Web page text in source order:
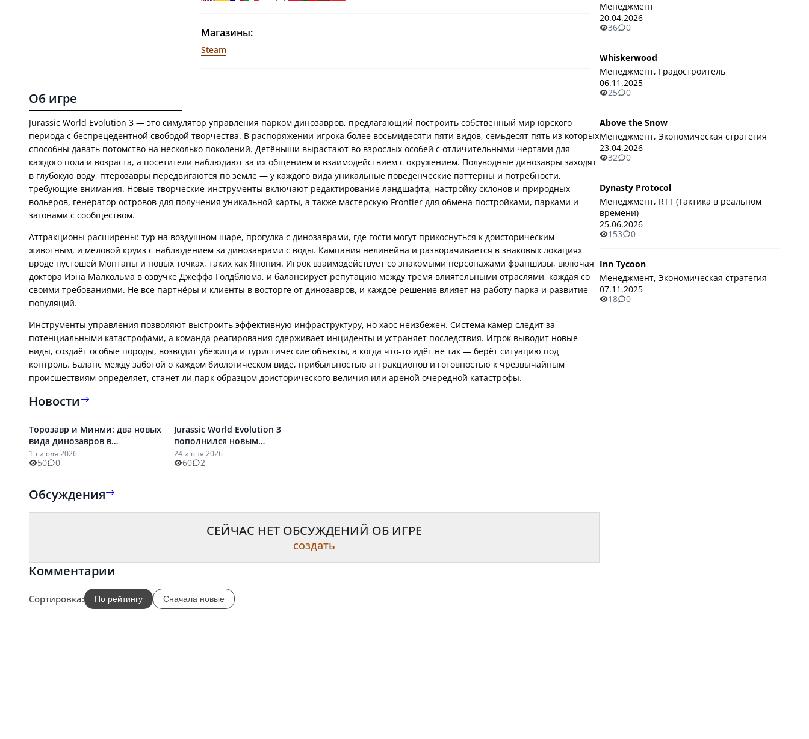
Магазины:
Steam
Об игре
Jurassic World Evolution 3 — это симулятор управления парком динозавров, предлагающий построить собственный мир юрского
периода с беспрецедентной свободой творчества. В распоряжении игрока более восьмидесяти пяти видов, семьдесят пять из которых
способны давать потомство на несколько поколений. Детёныши вырастают во взрослых особей с отличительными чертами для
каждого пола и возраста, а посетители наблюдают за их общением и взаимодействием с окружением. Полуводные динозавры заходят
в глубокую воду, птерозавры передвигаются по земле — у каждого вида уникальные поведенческие паттерны и потребности,
требующие внимания. Новые творческие инструменты включают редактирование ландшафта, настройку склонов и природных
вольеров, генератор островов для получения уникальной карты, а также мастерскую Frontier для обмена постройками, парками и
Аттракционы расширены: тур на воздушном шаре, прогулка с динозаврами, где гости могут прикоснуться к доисторическим
животным, и меловой круиз с наблюдением за динозаврами с воды. Кампания нелинейна и разворачивается в знаковых локациях
вроде пустошей Монтаны и новых точках, таких как Япония. Игрок взаимодействует со знакомыми персонажами франшизы, включая
доктора Иэна Малкольма в озвучке Джеффа Голдблюма, и балансирует репутацию между тремя влиятельными отраслями, каждая со
своими требованиями. Не все партнёры и клиенты в восторге от динозавров, и каждое решение влияет на работу парка и развитие
Инструменты управления позволяют выстроить эффективную инфраструктуру, но хаос неизбежен. Система камер следит за
потенциальными катастрофами, а команда реагирования сдерживает инциденты и устраняет последствия. Игрок выводит новые
виды, создаёт особые породы, возводит убежища и туристические объекты, а когда что-то идёт не так — берёт ситуацию под
контроль. Баланс между заботой о каждом биологическом виде, прибыльностью аттракционов и готовностью к чрезвычайным
происшествиям определяет, станет ли парк образцом доисторического величия или ареной очередной катастрофы.
Новости
Торозавр и Минми: два новых
вида динозавров в
бесплатном обновлении
Jurassic World Evolution 3
15 июля 2026
50 0
Jurassic World Evolution 3
пополнился новым
дополнением и получил
обновление 1.3
24 июня 2026
60 2
Обсуждения
СЕЙЧАС НЕТ ОБСУЖДЕНИЙ ОБ ИГРЕ
создать
Комментарии
Сортировка: По рейтингу Сначала новые
Менеджмент
20.04.2026
36
0
Whiskerwood
Менеджмент, Градостроитель
06.11.2025
25
0
Above the Snow
Менеджмент, Экономическая стратегия
23.04.2026
32
0
Dynasty Protocol
Менеджмент, RTT (Тактика в реальном
времени)
25.06.2026
153
0
Inn Tycoon
Менеджмент, Экономическая стратегия
07.11.2025
18
0